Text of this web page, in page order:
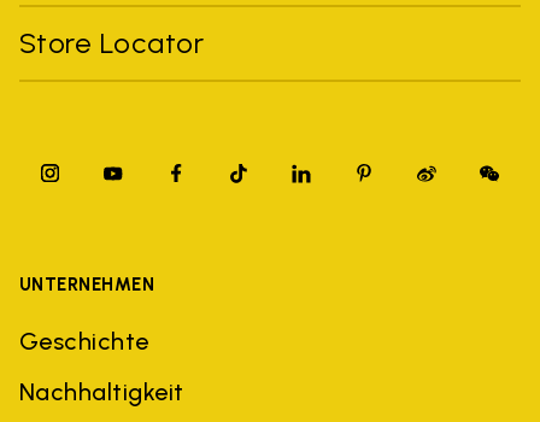
Store Locator
UNTERNEHMEN
Geschichte
Nachhaltigkeit